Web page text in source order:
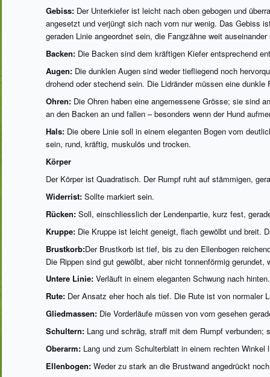
Gebiss: Der Unterkiefer ist leicht nach oben gebogen und
angesetzt und verjüngt sich nach vorn nur wenig. Das Gebiss
geraden Linie angeordnet sein, die Fangzähne weit
Backen: Die Backen sind dem kräftigen Kiefer entsprechend
Augen: Die dunklen Augen sind weder tiefliegend noch
drohend oder stechend sein. Die Lidränder müssen eine dunkle
Ohren: Die Ohren haben eine angemessene Grösse; sie sind
an den Backen an und fallen – besonders wenn der Hund
Hals: Die obere Linie soll in einem eleganten Bogen vom
sein, rund, kräftig, muskulös und trocken.
Körper
Der Körper ist Quadratisch. Der Rumpf ruht auf stämmigen,
Widerrist: Sollte markiert sein.
Rücken: Soll, einschliesslich der Lendenpartie, kurz fest,
Kruppe: Die Kruppe ist leicht geneigt, flach gewölbt und breit.
Brustkorb:Der Brustkorb ist tief, bis zu den Ellenbogen
Die Rippen sind gut gewölbt, aber nicht tonnenförmig gerundet,
Untere Linie: Verläuft in einem eleganten Schwung nach
Rute: Der Ansatz eher hoch als tief. Die Rute ist von normaler
Gliedmassen: Die Vorderläufe müssen von vorn gesehen
Schultern: Lang und schräg, straff mit dem Rumpf
Oberarm: Lang und zum Schulterblatt in einem rechten Winkel
Ellenbogen: Weder zu stark an die Brustwand angedrückt